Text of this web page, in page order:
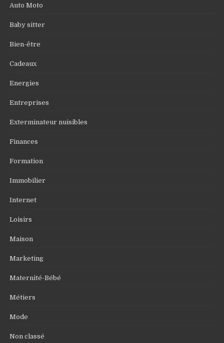
Auto Moto
Baby sitter
Bien-être
Cadeaux
Energies
Entreprises
Exterminateur nuisibles
Finances
Formation
Immobilier
Internet
Loisirs
Maison
Marketing
Maternité-Bébé
Métiers
Mode
Non classé